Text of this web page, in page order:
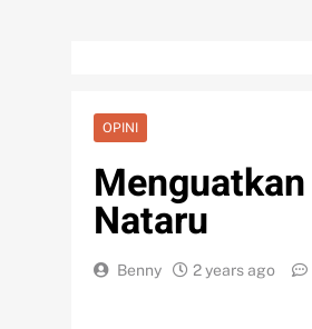
OPINI
Nataru
Benny 2 years ago